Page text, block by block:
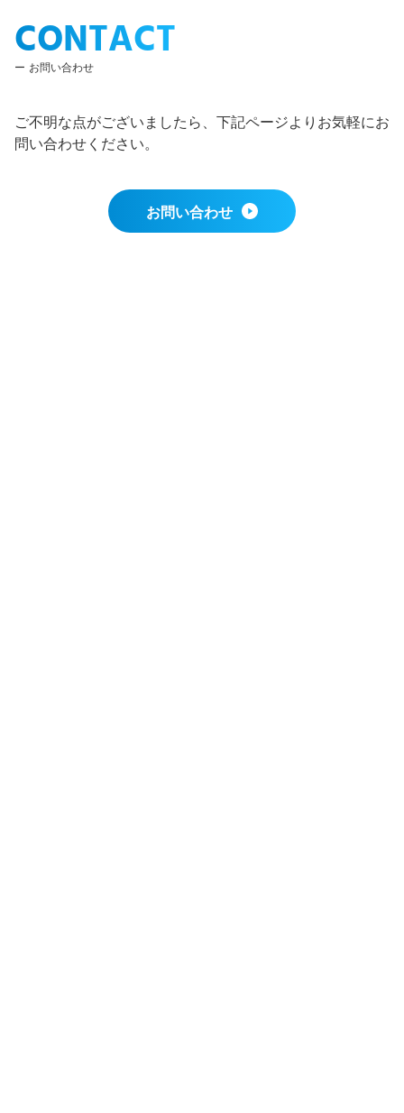
CONTACT
お問い合わせ
ご不明な点がございましたら、下記ページよりお気軽にお
問い合わせください。
お問い合わせ